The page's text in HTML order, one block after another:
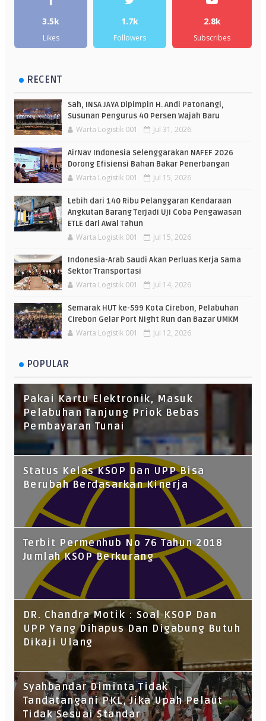
3.5k
Likes
1.7k
Followers
2.8k
Subscribes
RECENT
Sah, INSA JAYA Dipimpin H. Andi Patonangi,
Susunan Pengurus 40 Persen Wajah Baru
Warta Logistik 001 Jul 31, 2026
AirNav Indonesia Selenggarakan NAFEF 2026
Dorong Efisiensi Bahan Bakar Penerbangan
Warta Logistik 001 Jul 15, 2026
Lebih dari 140 Ribu Pelanggaran Kendaraan
Angkutan Barang Terjadi Uji Coba Pengawasan
ETLE dari Awal Tahun
Warta Logistik 001 Jul 15, 2026
Indonesia-Arab Saudi Akan Perluas Kerja Sama
Sektor Transportasi
Warta Logistik 001 Jul 14, 2026
Semarak HUT ke-599 Kota Cirebon, Pelabuhan
Cirebon Gelar Port Night Run dan Bazar UMKM
Warta Logistik 001 Jul 12, 2026
POPULAR
Pakai Kartu Elektronik, Masuk
Pelabuhan Tanjung Priok Bebas
Pembayaran Tunai
Status Kelas KSOP Dan UPP Bisa
Berubah Berdasarkan Kinerja
Terbit Permenhub No 76 Tahun 2018
Jumlah KSOP Berkurang
DR. Chandra Motik : Soal KSOP Dan
UPP Yang Dihapus Dan Digabung Butuh
Dikaji Ulang
Syahbandar Diminta Tidak
Tandatangani PKL, Jika Upah Pelaut
Tidak Sesuai Standar